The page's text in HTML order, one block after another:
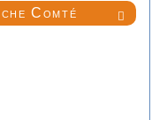

Comté